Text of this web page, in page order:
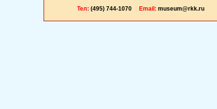
Тел: (495) 744-1070 Email: museum@rkk.ru